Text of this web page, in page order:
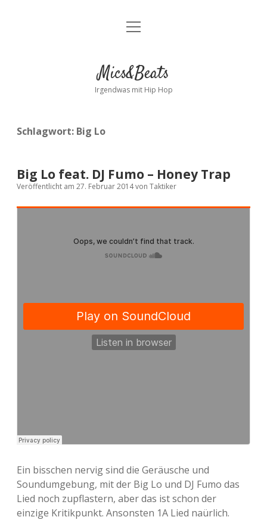
Kontakt
facebookinstagram
bandcamp
spotify
Menü
Mics&Beats
Irgendwas mit Hip Hop
Schlagwort: Big Lo
Big Lo feat. DJ Fumo – Honey Trap
Veröffentlicht am 27. Februar 2014von Taktiker
Ein bisschen nervig sind die Geräusche und
Soundumgebung, mit der Big Lo und DJ Fumo das
Lied noch zupflastern, aber das ist schon der
einzige Kritikpunkt. Ansonsten 1A Lied naürlich.